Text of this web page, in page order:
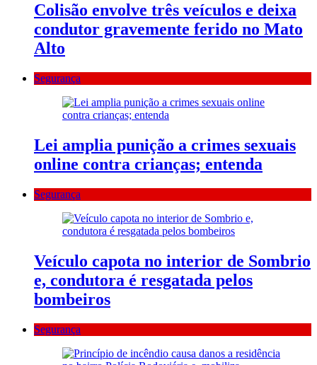
Colisão envolve três veículos e deixa
condutor gravemente ferido no Mato
Alto
Segurança
Lei amplia punição a crimes sexuais
online contra crianças; entenda
Segurança
Veículo capota no interior de Sombrio
e, condutora é resgatada pelos
bombeiros
Segurança